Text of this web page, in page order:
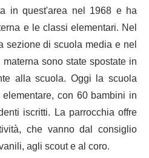
in quest'area nel 1968 e ha
e le classi elementari. Nel
sezione di scuola media e nel
sono state spostate in
alla scuola. Oggi la scuola
con 60 bambini in
iscritti. La parrocchia offre
che vanno dal consiglio
agli scout e al coro.